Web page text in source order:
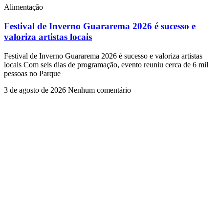
Alimentação
Festival de Inverno Guararema 2026 é sucesso e
valoriza artistas locais
Festival de Inverno Guararema 2026 é sucesso e valoriza artistas
locais Com seis dias de programação, evento reuniu cerca de 6 mil
pessoas no Parque
3 de agosto de 2026 Nenhum comentário